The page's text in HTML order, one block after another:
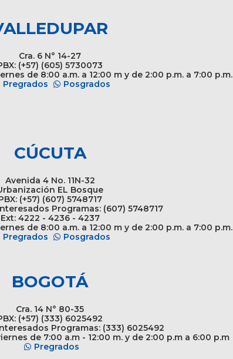
Cra. 6 N° 14-27
(+57) (605) 5730073
de 8:00 a.m. a 12:00 m y de 2:00 p.m. a 7:00 p.m.
Pregrados
Posgrados
CÚCUTA
Avenida 4 No. 11N-32
EL Bosque
(+57) (607) 5748717
Programas: (607) 5748717
Ext: 4222 - 4236 - 4237
de 8:00 a.m. a 12:00 m y de 2:00 p.m. a 7:00 p.m.
Pregrados
Posgrados
BOGOTÁ
Cra. 14 N° 80-35
(+57) (333) 6025492
Programas: (333) 6025492
de 7:00 a.m - 12:00 m. y de 2:00 p.m a 6:00 p.m
Pregrados